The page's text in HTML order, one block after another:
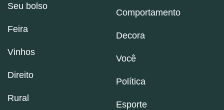
Seu bolso
Feira
Vinhos
Direito
Rural
Comportamento
Decora
Você
Política
Esporte